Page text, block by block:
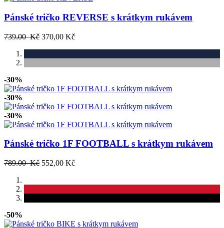
Pánské tričko REVERSE s krátkym rukávem
739.00 Kč 370,00 Kč
-30%
-30%
-30%
Pánské tričko 1F FOOTBALL s krátkym rukávem
789.00 Kč 552,00 Kč
-50%